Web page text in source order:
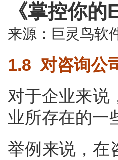
《掌控你
来源：巨灵鸟软
1.8 对咨询公
对于企业来说
业所存在的一
举例来说，在